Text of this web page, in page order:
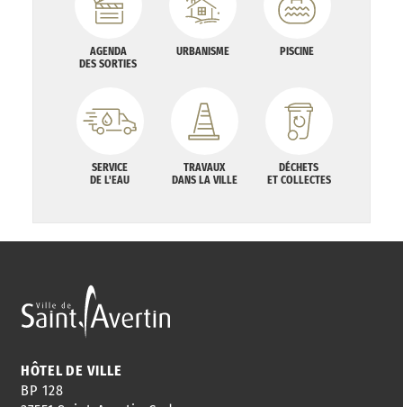
AGENDA
DES SORTIES
URBANISME PISCINE
SERVICE
DE L'EAU
TRAVAUX
DANS LA VILLE
DÉCHETS
ET COLLECTES
HÔTEL DE VILLE
BP 128